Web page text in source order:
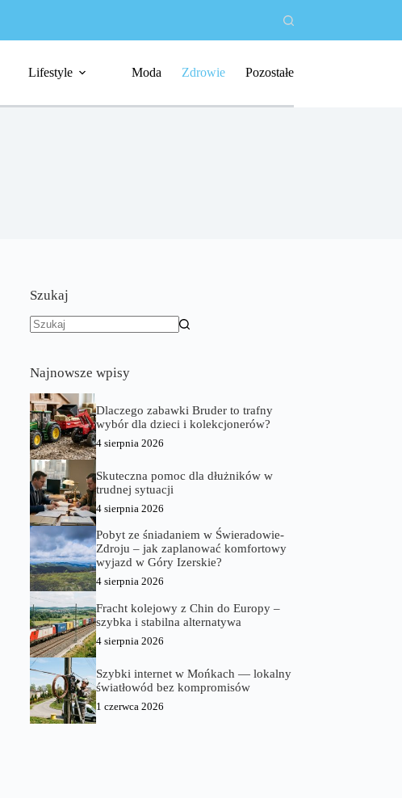
Lifestyle Moda Zdrowie Pozostałe
Szukaj
Najnowsze wpisy
Dlaczego zabawki Bruder to trafny
wybór dla dzieci i kolekcjonerów?
4 sierpnia 2026
Skuteczna pomoc dla dłużników w
trudnej sytuacji
4 sierpnia 2026
Pobyt ze śniadaniem w Świeradowie-
Zdroju – jak zaplanować komfortowy
wyjazd w Góry Izerskie?
4 sierpnia 2026
Fracht kolejowy z Chin do Europy –
szybka i stabilna alternatywa
4 sierpnia 2026
Szybki internet w Mońkach — lokalny
światłowód bez kompromisów
1 czerwca 2026